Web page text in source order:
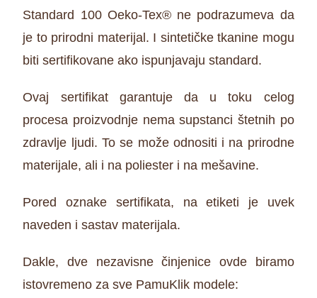
Standard 100 Oeko-Tex® ne podrazumeva da
je to prirodni materijal. I sintetičke tkanine mogu
biti sertifikovane ako ispunjavaju standard.
Ovaj sertifikat garantuje da u toku celog
procesa proizvodnje nema supstanci štetnih po
zdravlje ljudi. To se može odnositi i na prirodne
materijale, ali i na poliester i na mešavine.
Pored oznake sertifikata, na etiketi je uvek
naveden i sastav materijala.
Dakle, dve nezavisne činjenice ovde biramo
istovremeno za sve PamuKlik modele: